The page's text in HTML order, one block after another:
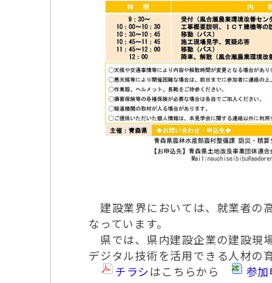
建設業界においては、就業者の
なっています。
県では、県内建設企業の建設現
デジタル技術を活用できる人材の
チラシはこちらから 参